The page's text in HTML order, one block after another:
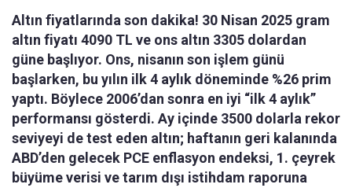
Altın fiyatlarında son dakika! 30 Nisan 2025 gram
altın fiyatı 4090 TL ve ons altın 3305 dolardan
güne başlıyor. Ons, nisanın son işlem günü
başlarken, bu yılın ilk 4 aylık döneminde %26 prim
yaptı. Böylece 2006’dan sonra en iyi “ilk 4 aylık”
performansı gösterdi. Ay içinde 3500 dolarla rekor
seviyeyi de test eden altın; haftanın geri kalanında
ABD’den gelecek PCE enflasyon endeksi, 1. çeyrek
büyüme verisi ve tarım dışı istihdam raporuna